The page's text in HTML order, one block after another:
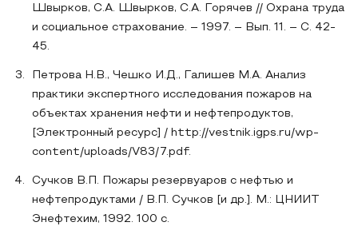
Швырков, С.А. Швырков, С.А. Горячев // Охрана труда
и социальное страхование. – 1997. – Вып. 11. – С. 42-
45.
Петрова Н.В., Чешко И.Д., Галишев М.А. Анализ
практики экспертного исследования пожаров на
объектах хранения нефти и нефтепродуктов,
[Электронный ресурс] / http://vestnik.igps.ru/wp-
content/uploads/V83/7.pdf.
Сучков В.П. Пожары резервуаров с нефтью и
нефтепродуктами / В.П. Сучков [и др.]. М.: ЦНИИТ
Энефтехим, 1992. 100 с.